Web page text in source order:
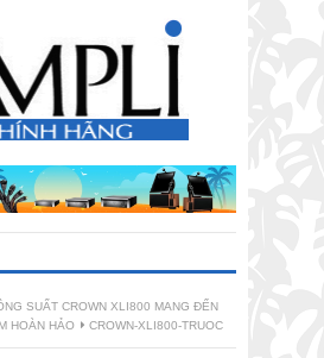
SUẤT CROWN XLI800 MANG ĐẾN
HOÀN HẢO
CROWN-XLI800-TRUOC